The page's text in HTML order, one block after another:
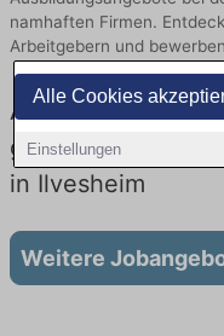
Alle Cookies
Einstellungen
namhaften Firmen.
Arbeitgebern und
Ausbildung in
gibt es keine
in Ilvesheim
Weitere